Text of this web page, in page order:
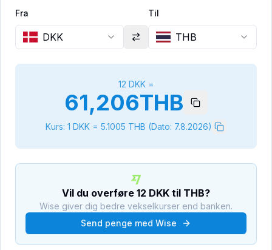
Fra
DKK
Til
THB
12 DKK=
61,206THB
Kurs: 1 DKK = 5.1005 THB (Dato: 7.8.2026)
Vil du overføre 12 DKK til THB?
Wise giver dig bedre vekselkurser end banken.
Send penge med Wise